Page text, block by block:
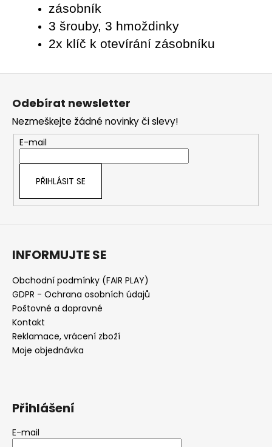
zásobník
3 šrouby, 3 hmoždinky
2x klíč k otevírání zásobníku
Z
Odebírat newsletter
Nezmeškejte žádné novinky či slevy!
E-mail
PŘIHLÁSIT SE
INFORMUJTE SE
Obchodní podmínky (FAIR PLAY)
GDPR - Ochrana osobních údajů
Poštovné a dopravné
Kontakt
Reklamace, vrácení zboží
Moje objednávka
Přihlášení
E-mail